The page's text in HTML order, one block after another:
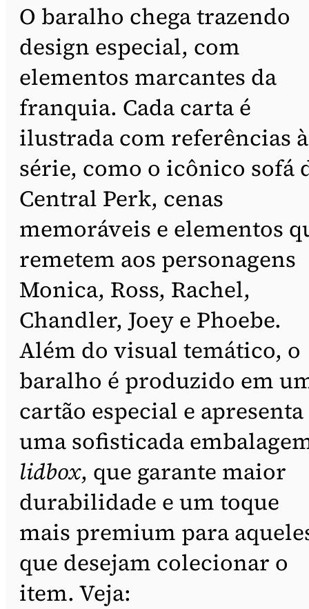
O baralho chega trazendo
design especial, com
elementos marcantes da
franquia. Cada carta é
ilustrada com referências à
série, como o icônico sofá
Central Perk, cenas
memoráveis e elementos
remetem aos personagens
Monica, Ross, Rachel,
Chandler, Joey e Phoebe.
Além do visual temático, o
baralho é produzido em
cartão especial e apresenta
uma sofisticada
lidbox, que garante maior
durabilidade e um toque
mais premium para
que desejam colecionar o
item. Veja: